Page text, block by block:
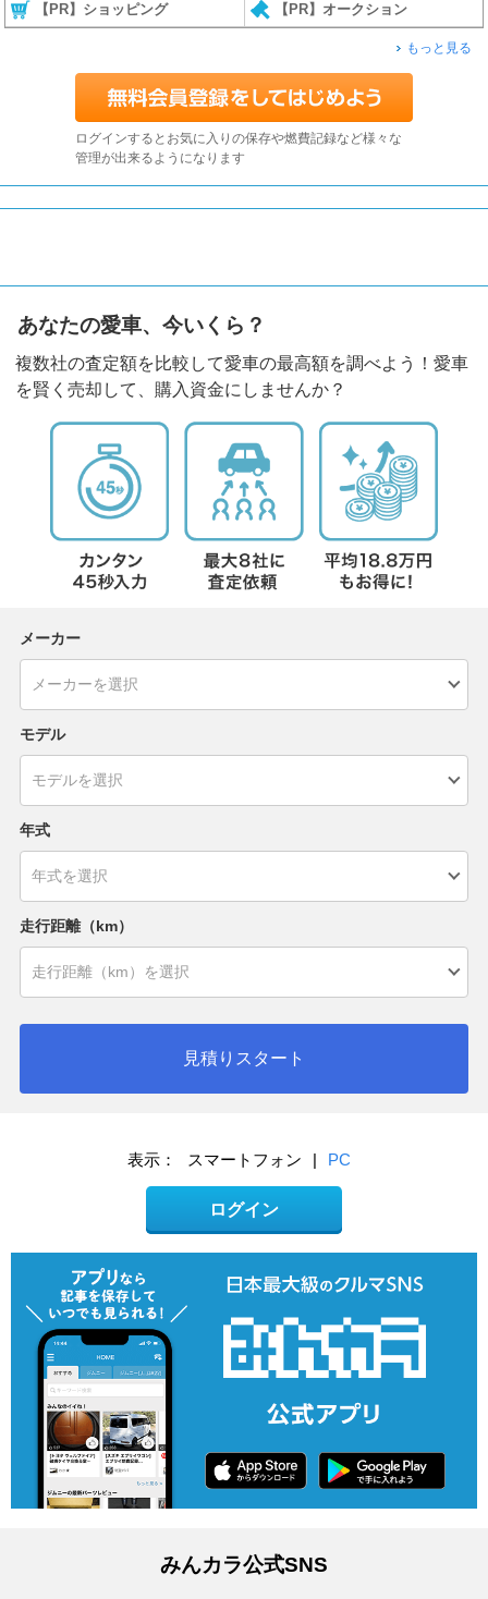
【PR】ショッピング 【PR】オークション
もっと見る
ログインするとお気に入りの保存や燃費記録など様々な
管理が出来るようになります
あなたの愛車、今いくら？
複数社の査定額を比較して愛車の最高額を調べよう！愛車
を賢く売却して、購入資金にしませんか？
メーカー
モデル
年式
走行距離（km）
見積りスタート
表示： スマートフォン | PC
ログイン
みんカラ公式SNS